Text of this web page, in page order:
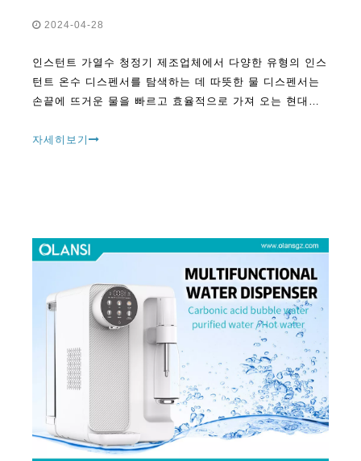
2024-04-28
인스턴트 가열수 청정기 제조업체에서 다양한 유형의 인스
턴트 온수 디스펜서를 탐색하는 데 따뜻한 물 디스펜서는
손끝에 뜨거운 물을 빠르고 효율적으로 가져 오는 현대적
뜨거운 것을 만드는 데 적합합니다.
자세히보기